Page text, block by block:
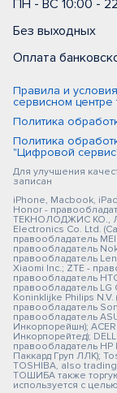
ПН - ВС 10:00 -
Без выходных
Оплата
Правила и
сервисном
Политика
Политика
"Цифровой
Для улучшения
записан
iPhone, Macbook,
Honor -
ТЕКНОЛОДЖИС КО.,
Electronics Co. Ltd.
правообладатель
правообладатель
правообладатель
Xiaomi Inc.; ZTE -
правообладатель
правообладатель LG
Koninklijke Philips
правообладатель
правообладатель
Инкорпорейшн);
Инкорпорейтед);
правообладатель
Паккард Груп ЛЛК);
TOSHIBA, also
ТОШИБА также
используется с